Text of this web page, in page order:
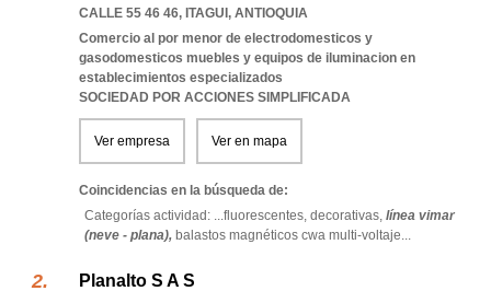
CALLE 55 46 46, ITAGUI , ANTIOQUIA
Comercio al por menor de electrodomesticos y
gasodomesticos muebles y equipos de iluminacion en
establecimientos especializados
SOCIEDAD POR ACCIONES SIMPLIFICADA
Ver empresa Ver en mapa
Coincidencias en la búsqueda de:
Categorías actividad: ...fluorescentes, decorativas, línea vimar
(neve - plana), balastos magnéticos cwa multi-voltaje...
Planalto S A S